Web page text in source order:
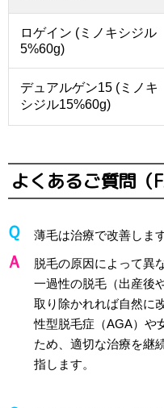
ロゲイン (ミノキシジル
5%60g)
デュアルゲン15 (ミノキ
シジル15%60g)
よくあるご質問（
薄毛は治療で改善しま
脱毛の原因によって異
一過性の脱毛（出産後
取り除かれれば自然に
性型脱毛症（AGA）や
ため、適切な治療を継
指します。